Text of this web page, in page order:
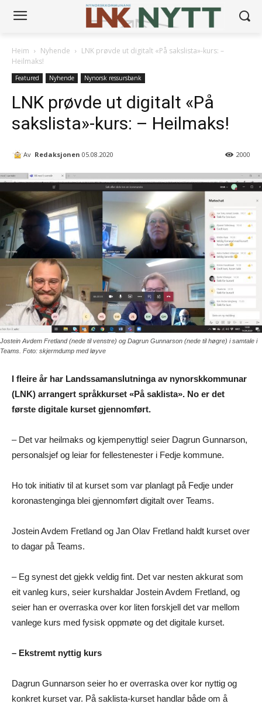
Heim Nyhende
LNK prøvde ut digitalt «På sakslista»-kurs: –
Heilmaks!
Featured Nyhende Nynorsk ressursbank
LNK prøvde ut digitalt «På
sakslista»-kurs: – Heilmaks!
Av Redaksjonen 05.08.2020 2000
Jostein Avdem Fretland (nede til venstre) og Dagrun Gunnarson (nede til høgre) i samtale i
Teams. Foto: skjermdump med løyve
I fleire år har Landssamanslutninga av nynorskkommunar
(LNK) arrangert språkkurset «På saklista». No er det
første digitale kurset gjennomført.
– Det var heilmaks og kjempenyttig! seier Dagrun Gunnarson,
personalsjef og leiar for fellestenester i Fedje kommune.
Ho tok initiativ til at kurset som var planlagt på Fedje under
koronastenginga blei gjennomført digitalt over Teams.
Jostein Avdem Fretland og Jan Olav Fretland haldt kurset over
to dagar på Teams.
– Eg synest det gjekk veldig fint. Det var nesten akkurat som
eit vanleg kurs, seier kurshaldar Jostein Avdem Fretland, og
seier han er overraska over kor liten forskjell det var mellom
vanlege kurs med fysisk oppmøte og det digitale kurset.
– Ekstremt nyttig kurs
Dagrun Gunnarson seier ho er overraska over kor nyttig og
konkret kurset var. På saklista-kurset handlar både om å